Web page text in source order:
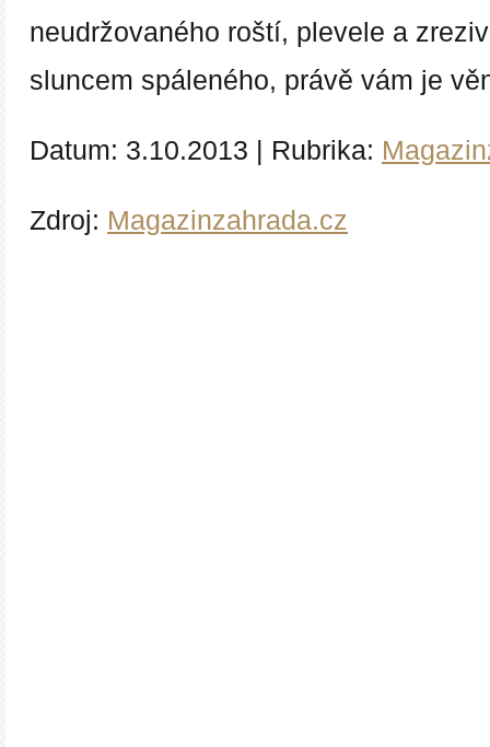
neudržovaného roští, plevele a
sluncem spáleného, právě vám je
Datum: 3.10.2013 | Rubrika:
Zdroj: Magazinzahrada.cz